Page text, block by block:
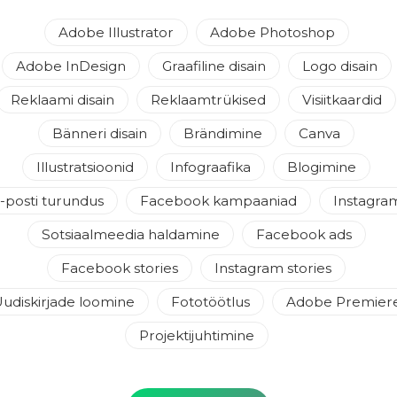
Adobe Illustrator
Adobe Photoshop
Adobe InDesign
Graafiline disain
Logo disain
Reklaami disain
Reklaamtrükised
Visiitkaardid
Bänneri disain
Brändimine
Canva
Illustratsioonid
Infograafika
Blogimine
posti turundus
Facebook kampaaniad
Sotsiaalmeedia haldamine
Facebook ads
Facebook stories
Instagram stories
loomine
Fototöötlus
Adobe
Projektijuhtimine